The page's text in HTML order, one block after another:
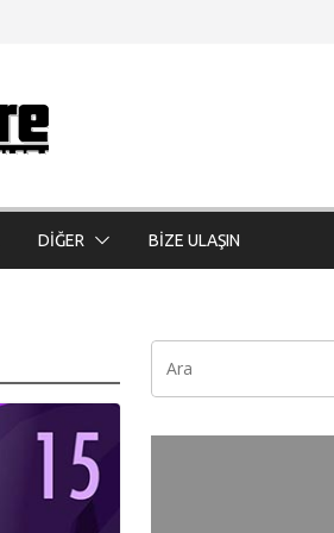
DİĞER BİZE ULAŞIN